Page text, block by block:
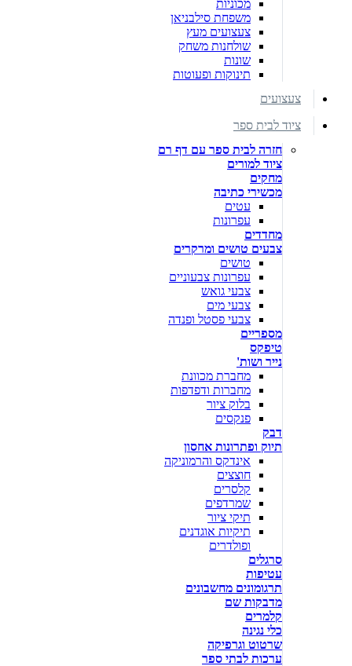
מכוניות
משפחת סילבניאן
צעצועים מעץ
שולחנות משחק
שונות
תינוקות ופעוטות
צעצועים
ציוד לבית ספר
חזרה לבית ספר עם דף רם
ציוד למורים
מחקים
מכשירי כתיבה
עטים
עפרונות
מחדדים
צבעים טושים ומרקרים
טושים
עפרונות צבעוניים
צבעי גואש
צבעי מים
צבעי פסטל ופנדה
מספריים
טיפקס
נייר ושות'
מחברת מכוונת
מחברות ודפדפות
בלוק ציור
פנקסים
דבק
תיוק ופתרונות אחסון
אינדקס והרמוניקה
חוצצים
קלסרים
שמרדפים
תיקי ציור
תיקיות אוגדנים
ופולדרים
סרגלים
עטיפות
תרגומונים מחשבונים
מדבקות שם
קלמרים
כלי נגינה
שרטוט וגרפיקה
ערכות לבתי ספר